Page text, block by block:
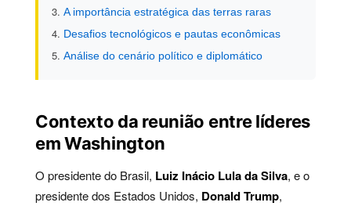
A importância estratégica das terras raras
Desafios tecnológicos e pautas econômicas
Análise do cenário político e diplomático
Contexto da reunião entre líderes
em Washington
O presidente do Brasil, Luiz Inácio Lula da Silva, e o
presidente dos Estados Unidos, Donald Trump,